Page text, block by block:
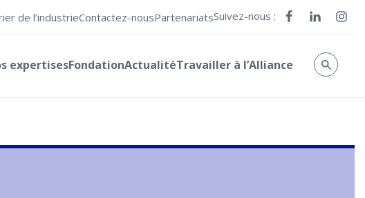
de l’industrieContactez-nousPartenariatsSuivez-nous :
expertisesFondationActualitéTravailler à l’Alliance